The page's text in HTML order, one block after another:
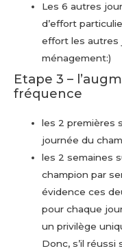
Les 6 autres
d’effort
effort les autres
ménagement:)
Etape 3 –
fréquence
les 2 premières
journée du
les 2 semaines
champion par
évidence ces
pour chaque
un privilège
Donc, s’il